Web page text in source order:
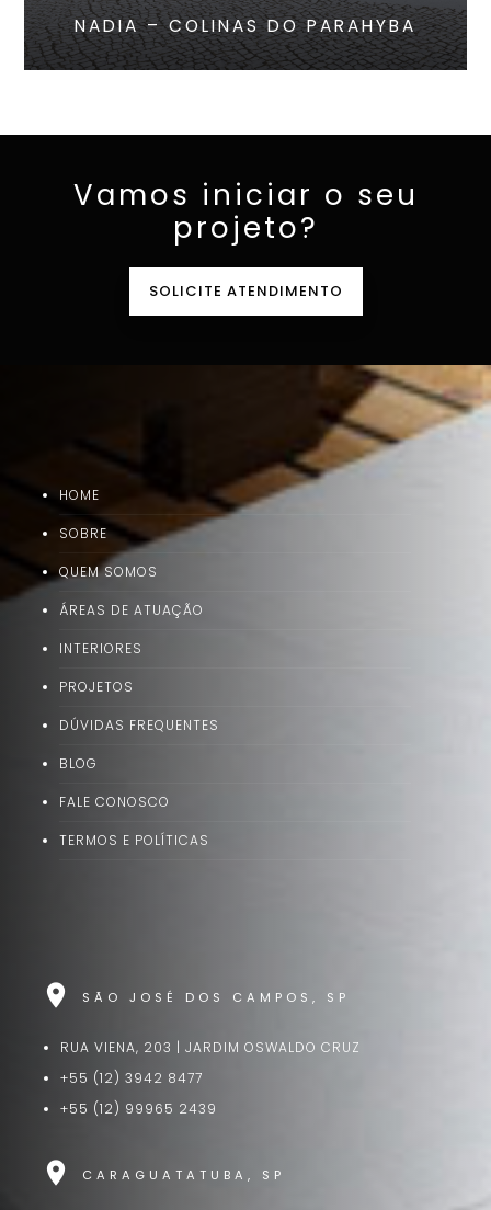
NADIA – COLINAS DO PARAHYBA
Vamos iniciar o seu
projeto?
SOLICITE ATENDIMENTO
HOME
SOBRE
QUEM SOMOS
ÁREAS DE ATUAÇÃO
INTERIORES
PROJETOS
DÚVIDAS FREQUENTES
BLOG
FALE CONOSCO
TERMOS E POLÍTICAS
location_on SÃO JOSÉ DOS CAMPOS, SP
RUA VIENA, 203 | JARDIM OSWALDO CRUZ
+55 (12) 3942 8477
+55 (12) 99965 2439
location_on CARAGUATATUBA, SP